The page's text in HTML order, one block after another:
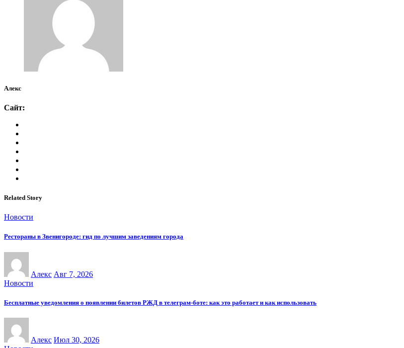
Алекс
Сайт:
Related Story
Новости
Рестораны в Звенигороде: гид по лучшим заведениям города
Алекс Авг 7, 2026
Новости
Бесплатные уведомления о появлении билетов РЖД в телеграм-боте: как это работает и как использовать
Алекс Июл 30, 2026